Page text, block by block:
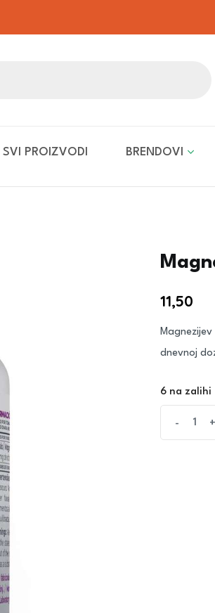
SVI PROIZVODI BRENDOVI
11,50
dnevnoj
6 na zalihi
- +